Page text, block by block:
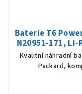
Baterie T6
N20951-171, Li-
Kvalitní náhradní
Packard,